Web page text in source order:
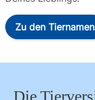
Zu den Tiernamen
Die